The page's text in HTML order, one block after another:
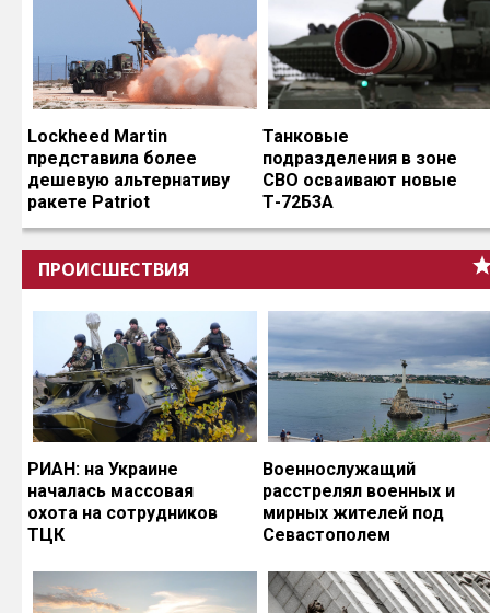
Lockheed Martin
представила более
дешевую альтернативу
ракете Patriot
Танковые
подразделения в зоне
СВО осваивают новые
Т-72Б3А
ПРОИСШЕСТВИЯ
РИАН: на Украине
началась массовая
охота на сотрудников
ТЦК
Военнослужащий
расстрелял военных и
мирных жителей под
Севастополем